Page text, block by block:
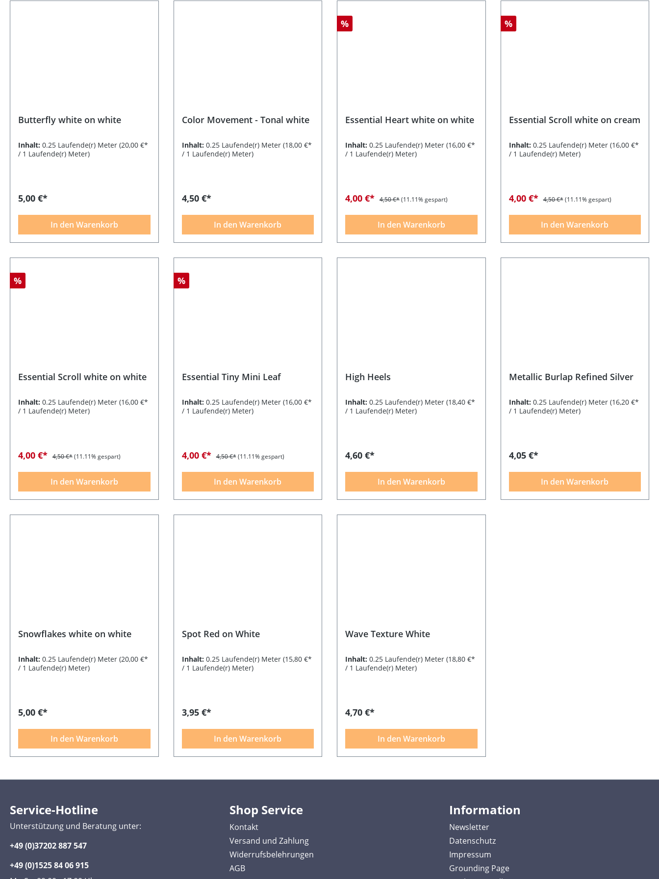
Butterfly white on white
Inhalt: 0.25 Laufende(r) Meter (20,00 €*
/ 1 Laufende(r) Meter)
5,00 €*
In den Warenkorb
Color Movement - Tonal white
Inhalt: 0.25 Laufende(r) Meter (18,00 €*
/ 1 Laufende(r) Meter)
4,50 €*
In den Warenkorb
%
Essential Heart white on white
Inhalt: 0.25 Laufende(r) Meter (16,00 €*
/ 1 Laufende(r) Meter)
4,00 €* 4,50 €*(11.11% gespart)
In den Warenkorb
%
Essential Scroll white on cream
Inhalt: 0.25 Laufende(r) Meter (16,00 €*
/ 1 Laufende(r) Meter)
4,00 €* 4,50 €* (11.11% gespart)
In den Warenkorb
%
Essential Scroll white on white
Inhalt: 0.25 Laufende(r) Meter (16,00 €*
/ 1 Laufende(r) Meter)
4,00 €* 4,50 €*(11.11% gespart)
In den Warenkorb
%
Essential Tiny Mini Leaf
Inhalt: 0.25 Laufende(r) Meter (16,00 €*
/ 1 Laufende(r) Meter)
4,00 €* 4,50 €* (11.11% gespart)
In den Warenkorb
High Heels
Inhalt: 0.25 Laufende(r) Meter (18,40 €*
/ 1 Laufende(r) Meter)
4,60 €*
In den Warenkorb
Metallic Burlap Refined Silver
Inhalt: 0.25 Laufende(r) Meter (16,20 €*
/ 1 Laufende(r) Meter)
4,05 €*
In den Warenkorb
Snowflakes white on white
Inhalt: 0.25 Laufende(r) Meter (20,00 €*
/ 1 Laufende(r) Meter)
5,00 €*
In den Warenkorb
Spot Red on White
Inhalt: 0.25 Laufende(r) Meter (15,80 €*
/ 1 Laufende(r) Meter)
3,95 €*
In den Warenkorb
Wave Texture White
Inhalt: 0.25 Laufende(r) Meter (18,80 €*
/ 1 Laufende(r) Meter)
4,70 €*
In den Warenkorb
Service-Hotline
Unterstützung und Beratung unter:
+49 (0)37202 887 547
+49 (0)1525 84 06 915
Shop Service
Kontakt
Versand und Zahlung
Widerrufsbelehrungen
AGB
Information
Newsletter
Datenschutz
Impressum
Grounding Page